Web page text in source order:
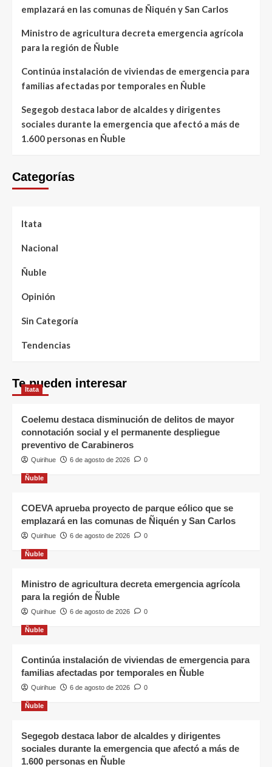
emplazará en las comunas de Ñiquén y San Carlos
Ministro de agricultura decreta emergencia agrícola
para la región de Ñuble
Continúa instalación de viviendas de emergencia para
familias afectadas por temporales en Ñuble
Segegob destaca labor de alcaldes y dirigentes
sociales durante la emergencia que afectó a más de
1.600 personas en Ñuble
Categorías
Itata
Nacional
Ñuble
Opinión
Sin Categoría
Tendencias
Te pueden interesar
Itata
Coelemu destaca disminución de delitos de mayor
connotación social y el permanente despliegue
preventivo de Carabineros
Quirihue 6 de agosto de 2026 0
Ñuble
COEVA aprueba proyecto de parque eólico que se
emplazará en las comunas de Ñiquén y San Carlos
Quirihue 6 de agosto de 2026 0
Ñuble
Ministro de agricultura decreta emergencia agrícola
para la región de Ñuble
Quirihue 6 de agosto de 2026 0
Ñuble
Continúa instalación de viviendas de emergencia para
familias afectadas por temporales en Ñuble
Quirihue 6 de agosto de 2026 0
Ñuble
Segegob destaca labor de alcaldes y dirigentes
sociales durante la emergencia que afectó a más de
1.600 personas en Ñuble